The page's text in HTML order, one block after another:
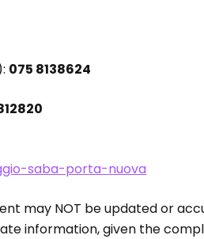
075 8138624
saba-porta-nuova
may NOT be updated or
information, given the